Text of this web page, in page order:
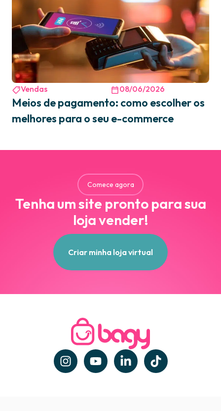
Vendas 08/06/2026
Meios de pagamento: como escolher os
melhores para o seu e-commerce
Comece agora
Tenha um site pronto para sua
loja vender!
Criar minha loja virtual